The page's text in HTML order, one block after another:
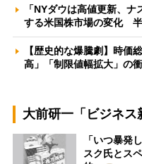
「NYダウは高値更新、
する米国株市場の変化
【歴史的な爆騰劇】時価
高」「制限値幅拡大」
大前研一「ビジネ
「いつ暴発
スク氏とス